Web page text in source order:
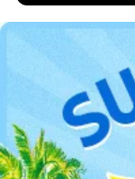
本人の同意を
ません。ただ
人の生命､
場合であ
き。
公衆衛生の
に特に必
とが困難で
国の機関も